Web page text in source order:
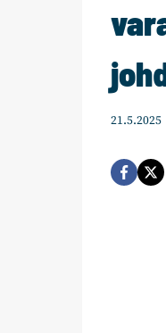
21.5.2025